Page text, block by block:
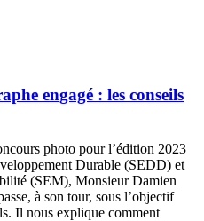
engagé : les conseils
photo pour l’édition 2023
Durable (SEDD) et
(SEM), Monsieur Damien
à son tour, sous l’objectif
Il nous explique comment